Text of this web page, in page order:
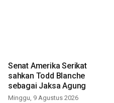
Senat Amerika Serikat
sahkan Todd Blanche
sebagai Jaksa Agung
Minggu, 9 Agustus 2026